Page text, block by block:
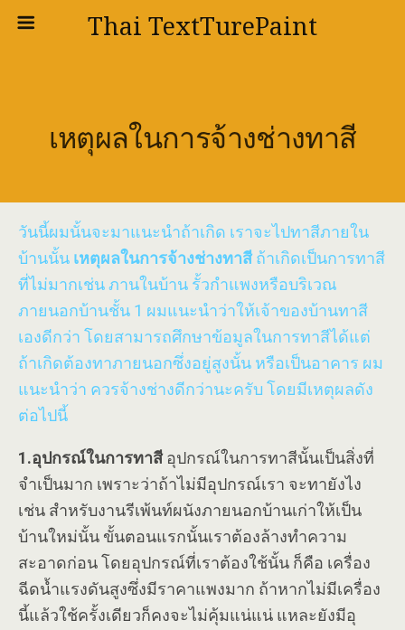
Thai TextTurePaint
เหตุผลในการจ้างช่างทาสี
วันนี้ผมนั้นจะมาแนะนำถ้าเกิด เราจะไปทาสีภายใน
บ้านนั้น เหตุผลในการจ้างช่างทาสีถ้าเกิดเป็นการทาสี
ที่ไม่มากเช่น ภานในบ้าน รั้วกำแพงหรือบริเวณ
ภายนอกบ้านชั้น 1 ผมแนะนำว่าให้เจ้าของบ้านทาสี
เองดีกว่า โดยสามารถศึกษาข้อมูลในการทาสีได้แต่
ถ้าเกิดต้องทาภายนอกซึ่งอยู่สูงนั้น หรือเป็นอาคาร ผม
แนะนำว่า ควรจ้างช่างดีกว่านะครับ โดยมีเหตุผลดัง
ต่อไปนี้
1.อุปกรณ์ในการทาสีอุปกรณ์ในการทาสีนั้นเป็นสิ่งที่
จำเป็นมาก เพราะว่าถ้าไม่มีอุปกรณ์เรา จะทายังไง
เช่น สำหรับงานรีเพ้นท์ผนังภายนอกบ้านเก่าให้เป็น
บ้านใหม่นั้น ขั้นตอนแรกนั้นเราต้องล้างทำความ
สะอาดก่อน โดยอุปกรณ์ที่เราต้องใช้นั้น ก็คือ เครื่อง
ฉีดน้ำแรงดันสูงซึ่งมีราคาแพงมาก ถ้าหากไม่มีเครื่อง
นี้แล้วใช้ครั้งเดียวก็คงจะไม่คุ้มแน่แน่ แหละยังมีอุ